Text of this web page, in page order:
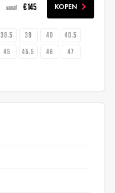
vanaf € 145 KOPEN
38.5 39 40
40.5
45 45.5 46
47